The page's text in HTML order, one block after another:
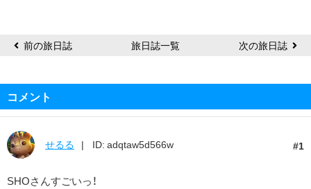
前の旅日誌 旅日誌一覧 次の旅日誌
コメント
1
せるる ID: adqtaw5d566w
SHOさんすごいっ！